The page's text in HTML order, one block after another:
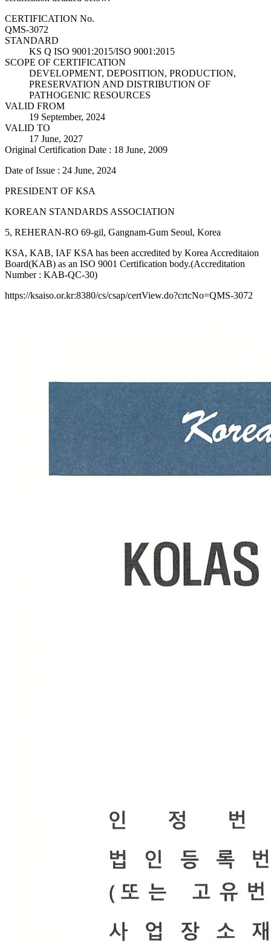
CERTIFICATION No.
QMS-3072
STANDARD
KS Q ISO 9001:2015/ISO 9001:2015
SCOPE OF CERTIFICATION
DEVELOPMENT, DEPOSITION, PRODUCTION,
PRESERVATION AND DISTRIBUTION OF
PATHOGENIC RESOURCES
VALID FROM
19 September, 2024
VALID TO
17 June, 2027
Original Certification Date : 18 June, 2009
Date of Issue : 24 June, 2024
PRESIDENT OF KSA
KOREAN STANDARDS ASSOCIATION
5, REHERAN-RO 69-gil, Gangnam-Gum Seoul, Korea
KSA, KAB, IAF KSA has been accredited by Korea Accreditaion
Board(KAB) as an ISO 9001 Certification body.(Accreditation
Number : KAB-QC-30)
https://ksaiso.or.kr:8380/cs/csap/certView.do?crtcNo=QMS-3072